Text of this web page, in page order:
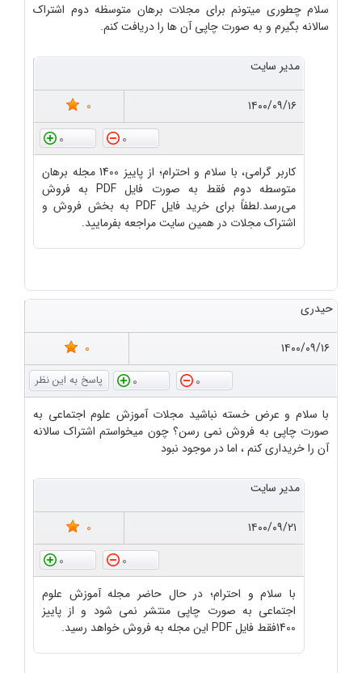
سلام چطوری میتونم برای مجلات برهان متوسظه دوم اشتراک
سالانه بگیرم و به صورت چاپی آن ها را دریافت کنم.
مدیر سایت
۱۴۰۰/۰۹/۱۶
0
0
0
کاربر گرامی، با سلام و احترام؛ از پاییز 1400 مجله برهان
متوسطه دوم فقط به صورت فایل PDF به فروش
می‌رسد.لطفاً برای خرید فایل PDF به بخش فروش و
اشتراک مجلات در همین سایت مراجعه بفرمایید.
حیدری
۱۴۰۰/۰۹/۱۶
0
0
0
با سلام و عرض خسته نباشید مجلات آموزش علوم اجتماعی به
صورت چاپی به فروش نمی رسن؟ چون میخواستم اشتراک سالانه
آن را خریداری کنم ، اما در موجود نبود
مدیر سایت
۱۴۰۰/۰۹/۲۱
0
0
0
با سلام و احترام؛ در حال حاضر مجله آموزش علوم
اجتماعی به صورت چاپی منتشر نمی شود و از پاییز
1400فقط فایل PDF این مجله به فروش خواهد رسید.